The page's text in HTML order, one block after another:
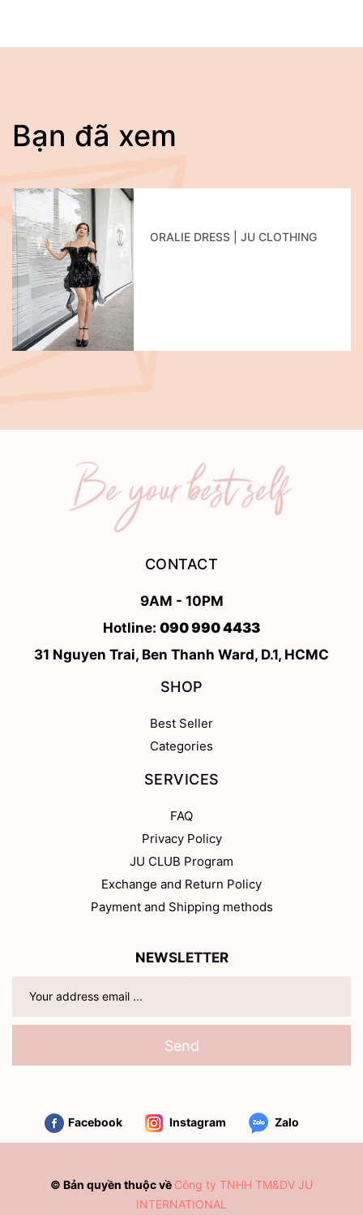
Bạn đã xem
ORALIE DRESS | JU CLOTHING
CONTACT
9AM - 10PM
Hotline: 090 990 4433
31 Nguyen Trai, Ben Thanh Ward, D.1, HCMC
SHOP
Best Seller
Categories
SERVICES
FAQ
Privacy Policy
JU CLUB Program
Exchange and Return Policy
Payment and Shipping methods
NEWSLETTER
Send
Facebook Instagram Zalo
© Bản quyền thuộc về Công ty TNHH TM&DV JU
INTERNATIONAL